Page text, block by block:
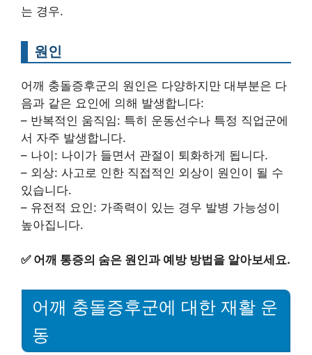
는 경우.
원인
어깨 충돌증후군의 원인은 다양하지만 대부분은 다
음과 같은 요인에 의해 발생합니다:
– 반복적인 움직임: 특히 운동선수나 특정 직업군에
서 자주 발생합니다.
– 나이: 나이가 들면서 관절이 퇴화하게 됩니다.
– 외상: 사고로 인한 직접적인 외상이 원인이 될 수
있습니다.
– 유전적 요인: 가족력이 있는 경우 발병 가능성이
높아집니다.
✅ 어깨 통증의 숨은 원인과 예방 방법을 알아보세요.
어깨 충돌증후군에 대한 재활 운
동